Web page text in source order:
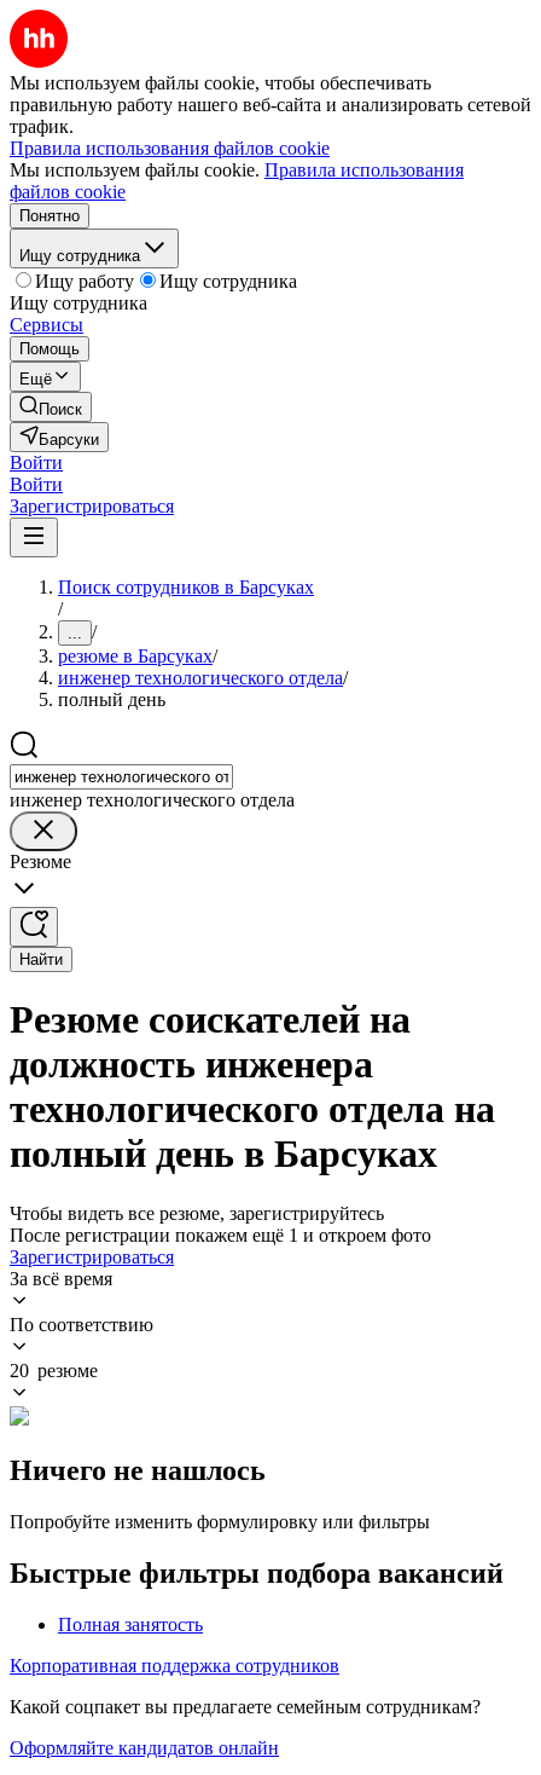
Мы используем файлы cookie, чтобы обеспечивать
правильную работу нашего веб-сайта и анализировать сетевой
трафик.
Правила использования файлов cookie
Мы используем файлы cookie. Правила использования
файлов cookie
Понятно
Ищу сотрудника
Ищу работу
Ищу сотрудника
Ищу сотрудника
Сервисы
Помощь
Ещё
Поиск
Барсуки
Войти
Войти
Зарегистрироваться
Поиск сотрудников в Барсуках
/
... /
резюме в Барсуках/
инженер технологического отдела/
полный день
инженер технологического отдела
Резюме
Найти
Резюме соискателей на
должность инженера
технологического отдела на
полный день в Барсуках
Чтобы видеть все резюме, зарегистрируйтесь
После регистрации покажем ещё 1 и откроем фото
Зарегистрироваться
За всё время
По соответствию
20 резюме
Ничего не нашлось
Попробуйте изменить формулировку или фильтры
Быстрые фильтры подбора вакансий
Полная занятость
Корпоративная поддержка сотрудников
Какой соцпакет вы предлагаете семейным сотрудникам?
Оформляйте кандидатов онлайн